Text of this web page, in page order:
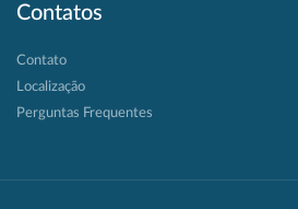
Contatos
Contato
Localização
Perguntas Frequentes